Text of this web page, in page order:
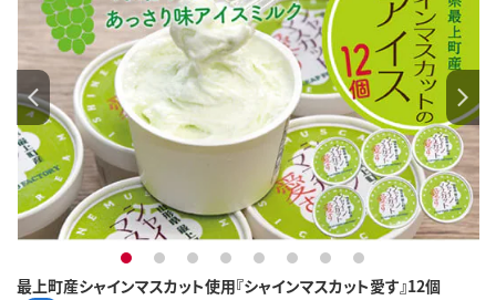
最上町産シャインマスカット使用『シャインマスカット愛す』12個
1 2 3 4 5 6 7 8